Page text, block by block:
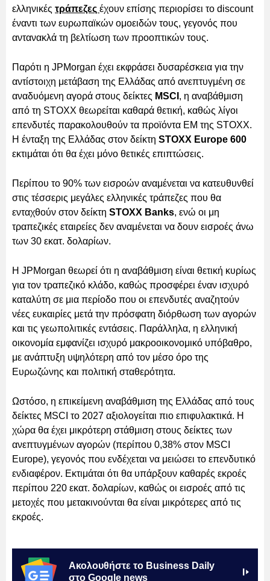
ελληνικές τράπεζες έχουν επίσης περιορίσει το discount
έναντι των ευρωπαϊκών ομοειδών τους, γεγονός που
αντανακλά τη βελτίωση των προοπτικών τους.
Παρότι η JPMorgan έχει εκφράσει δυσαρέσκεια για την
αντίστοιχη μετάβαση της Ελλάδας από ανεπτυγμένη σε
αναδυόμενη αγορά στους δείκτες MSCI , η αναβάθμιση
από τη STOXX θεωρείται καθαρά θετική, καθώς λίγοι
επενδυτές παρακολουθούν τα προϊόντα EM της STOXX.
Η ένταξη της Ελλάδας στον δείκτη STOXX Europe 600
εκτιμάται ότι θα έχει μόνο θετικές επιπτώσεις.
Περίπου το 90% των εισροών αναμένεται να κατευθυνθεί
στις τέσσερις μεγάλες ελληνικές τράπεζες που θα
ενταχθούν στον δείκτη STOXX Banks, ενώ οι μη
τραπεζικές εταιρείες δεν αναμένεται να δουν εισροές άνω
των 30 εκατ. δολαρίων.
Η JPMorgan θεωρεί ότι η αναβάθμιση είναι θετική κυρίως
για τον τραπεζικό κλάδο, καθώς προσφέρει έναν ισχυρό
καταλύτη σε μια περίοδο που οι επενδυτές αναζητούν
νέες ευκαιρίες μετά την πρόσφατη διόρθωση των αγορών
και τις γεωπολιτικές εντάσεις. Παράλληλα, η ελληνική
οικονομία εμφανίζει ισχυρό μακροοικονομικό υπόβαθρο,
με ανάπτυξη υψηλότερη από τον μέσο όρο της
Ευρωζώνης και πολιτική σταθερότητα.
Ωστόσο, η επικείμενη αναβάθμιση της Ελλάδας από τους
δείκτες MSCI το 2027 αξιολογείται πιο επιφυλακτικά. Η
χώρα θα έχει μικρότερη στάθμιση στους δείκτες των
ανεπτυγμένων αγορών (περίπου 0,38% στον MSCI
Europe), γεγονός που ενδέχεται να μειώσει το επενδυτικό
ενδιαφέρον. Εκτιμάται ότι θα υπάρξουν καθαρές εκροές
περίπου 220 εκατ. δολαρίων, καθώς οι εισροές από τις
μετοχές που μετακινούνται θα είναι μικρότερες από τις
εκροές.
Ακολουθήστε το Business Daily
στο Google news